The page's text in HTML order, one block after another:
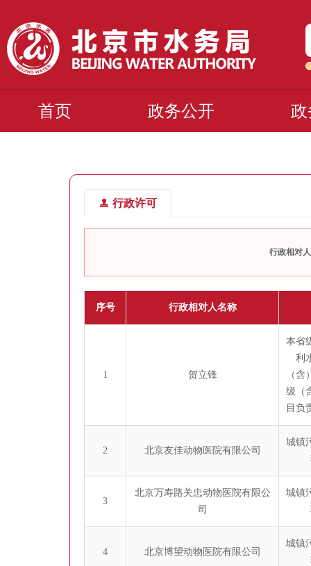
首页 政务公开 政
行政许可
行政相对
序号 行政相对人名称
1 贺立锋
本省
利
（
级（
目负
2 北京友佳动物医院有限公司
城镇
3
北京万寿路关忠动物医院有限公
司
城镇
4 北京博望动物医院有限公司
城镇